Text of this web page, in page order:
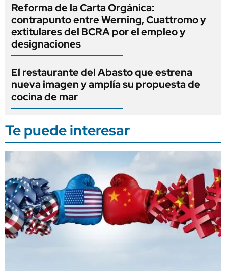
Reforma de la Carta Orgánica:
contrapunto entre Werning, Cuattromo y
extitulares del BCRA por el empleo y
designaciones
El restaurante del Abasto que estrena
nueva imagen y amplía su propuesta de
cocina de mar
Te puede interesar